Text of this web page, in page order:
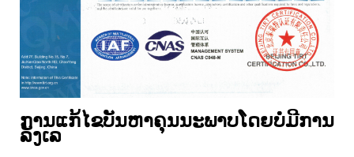
ການ​ແກ້​ໄຂ​ບັນ​ຫາ​ຄຸນ​ນະ​ພາບ​ໂດຍ​ບໍ່​ມີ​ການ​
ລັງ​ເລ​